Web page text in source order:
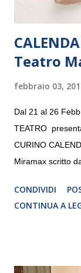
Teatro
febbraio 03,
Dal 21 al 26
TEATRO
CURINO
Miramax scritto
CRISTINA
CONDIVIDI
CONTINUA A